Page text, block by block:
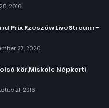
2016
Prix Rzeszów LiveStream -
27, 2020
kör,Miskolc Népkerti
21, 2016